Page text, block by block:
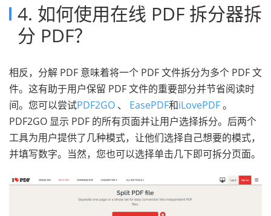
4. 如何使用在线 PDF 拆分器拆
分 PDF？
相反，分解 PDF 意味着将一个 PDF 文件拆分为多个 PDF 文
件。这有助于用户保留 PDF 文件的重要部分并节省阅读时
间。您可以尝试PDF2GO 、 EasePDF和iLovePDF。
PDF2GO 显示 PDF 的所有页面并让用户选择拆分。后两个
工具为用户提供了几种模式，让他们选择自己想要的模式，
并填写数字。当然，您也可以选择单击几下即可拆分页面。